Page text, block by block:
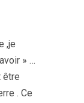
,je
» …
être
. Ce